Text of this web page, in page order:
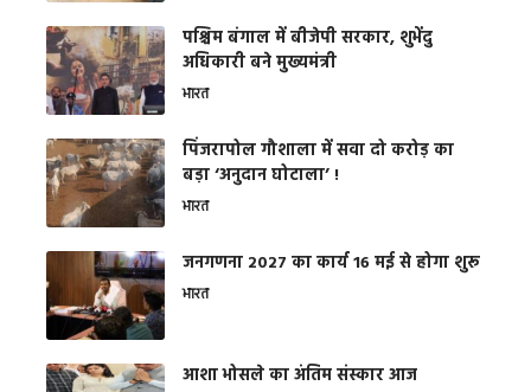
पश्चिम बंगाल में बीजेपी सरकार, शुभेंदु
अधिकारी बने मुख्यमंत्री
भारत
​पिंजरापोल गौशाला में सवा दो करोड़ का
बड़ा ‘अनुदान घोटाला’ !
भारत
जनगणना 2027 का कार्य 16 मई से होगा शुरू
भारत
आशा भोसले का अंतिम संस्कार आज